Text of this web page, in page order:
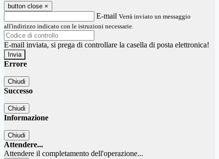
button close ×
E-mail Verrà inviato un messaggio
all'indirizzo indicato con le istruzioni necessarie.
E-mail inviata, si prega di controllare la casella di posta elettronica!
Errore
Chiudi
Successo
Chiudi
Informazione
Chiudi
Attendere...
Attendere il completamento dell'operazione...